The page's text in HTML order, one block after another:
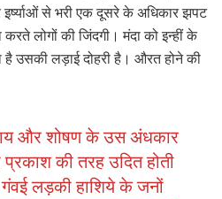
से भरी एक दूसरे के अधिकार झपट
लोगों की जिंदगी। मंदा को इन्हीं के
है उसकी लड़ाई दोहरी है। औरत होने की
और शोषण के उस अंधकार
की तरह उदित होती
लड़की हाशिये के जनों